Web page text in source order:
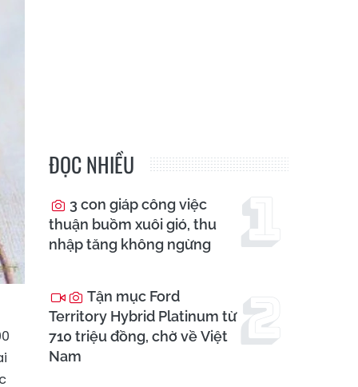
ĐỌC NHIỀU
3 con giáp công việc
thuận buồm xuôi gió, thu
nhập tăng không ngừng
Tận mục Ford
Territory Hybrid Platinum từ
710 triệu đồng, chờ về Việt
Nam